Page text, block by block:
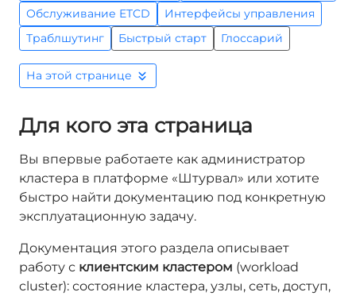
Обслуживание ETCD
Интерфейсы управления
Траблшутинг
Быстрый старт Глоссарий
На этой странице
Для кого эта страница
Вы впервые работаете как администратор
кластера в платформе «Штурвал» или хотите
быстро найти документацию под конкретную
эксплуатационную задачу.
Документация этого раздела описывает
работу с клиентским кластером (workload
cluster): состояние кластера, узлы, сеть, доступ,